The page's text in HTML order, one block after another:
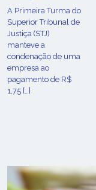
​A Primeira Turma do
Superior Tribunal de
Justiça (STJ)
manteve a
condenação de uma
empresa ao
pagamento de R$
1,75 […]